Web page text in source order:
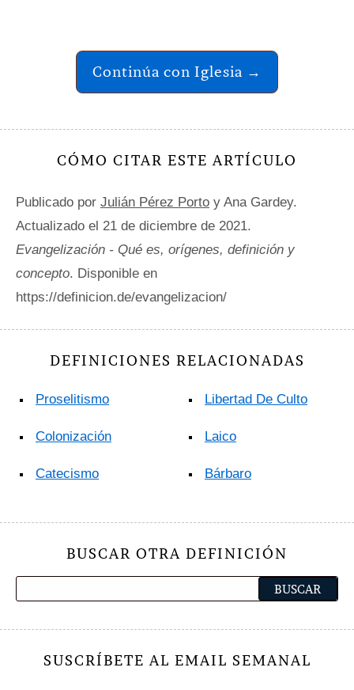
Continúa con Iglesia →
CÓMO CITAR ESTE ARTÍCULO
Publicado por Julián Pérez Porto y Ana Gardey.
Actualizado el 21 de diciembre de 2021.
Evangelización - Qué es, orígenes, definición y
concepto. Disponible en
https://definicion.de/evangelizacion/
DEFINICIONES RELACIONADAS
Proselitismo
Colonización
Catecismo
Libertad De Culto
Laico
Bárbaro
BUSCAR OTRA DEFINICIÓN
SUSCRÍBETE AL EMAIL SEMANAL